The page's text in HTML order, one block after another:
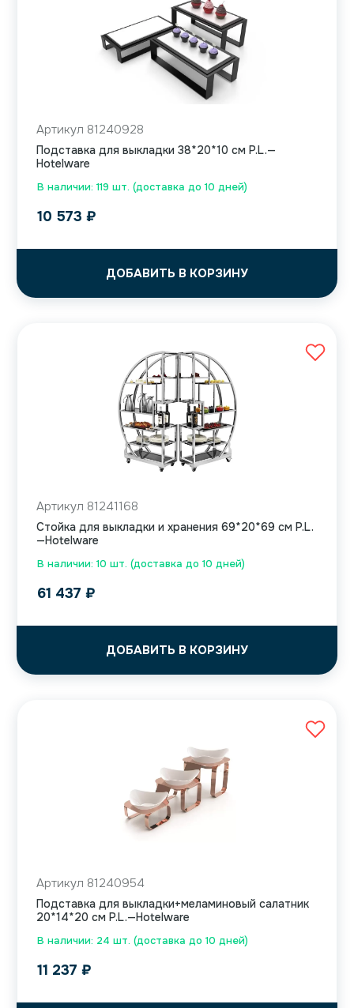
В наличии: 119 шт. (доставка до 10 дней)
Артикул 81240928
Подставка для выкладки 38*20*10 см P.L.—
Hotelware
10 573 ₽
ДОБАВИТЬ В КОРЗИНУ
В наличии: 10 шт. (доставка до 10 дней)
Артикул 81241168
Стойка для выкладки и хранения 69*20*69 см P.L.
—Hotelware
61 437 ₽
ДОБАВИТЬ В КОРЗИНУ
В наличии: 24 шт. (доставка до 10 дней)
Артикул 81240954
Подставка для выкладки+меламиновый салатник
20*14*20 см P.L.—Hotelware
11 237 ₽